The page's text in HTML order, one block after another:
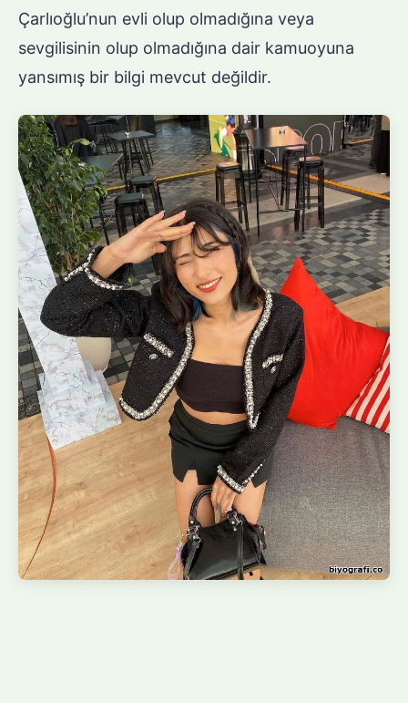
Çarlıoğlu’nun evli olup olmadığına veya
sevgilisinin olup olmadığına dair kamuoyuna
yansımış bir bilgi mevcut değildir.